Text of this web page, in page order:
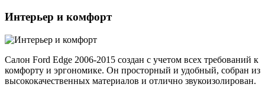
Интерьер и комфорт
Салон Ford Edge 2006-2015 создан с учетом всех требований к
комфорту и эргономике. Он просторный и удобный, собран из
высококачественных материалов и отлично звукоизолирован.